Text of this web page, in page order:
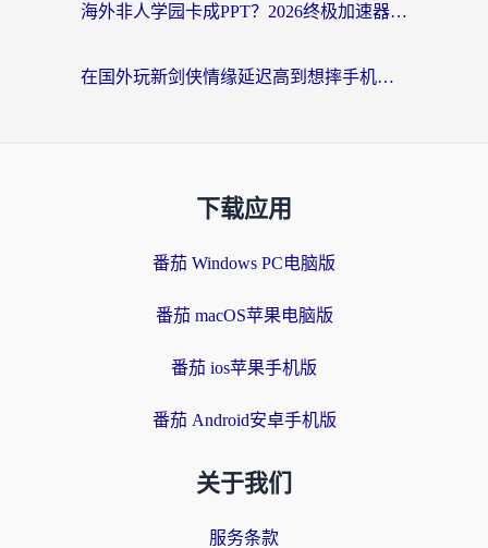
海外非人学园卡成PPT？2026终极加速器指南：从暗区突围到王国纪元，一篇搞定
在国外玩新剑侠情缘延迟高到想摔手机？海外玩家亲测有效的加速器选择指南
下载应用
番茄 Windows PC电脑版
番茄 macOS苹果电脑版
番茄 ios苹果手机版
番茄 Android安卓手机版
关于我们
服务条款